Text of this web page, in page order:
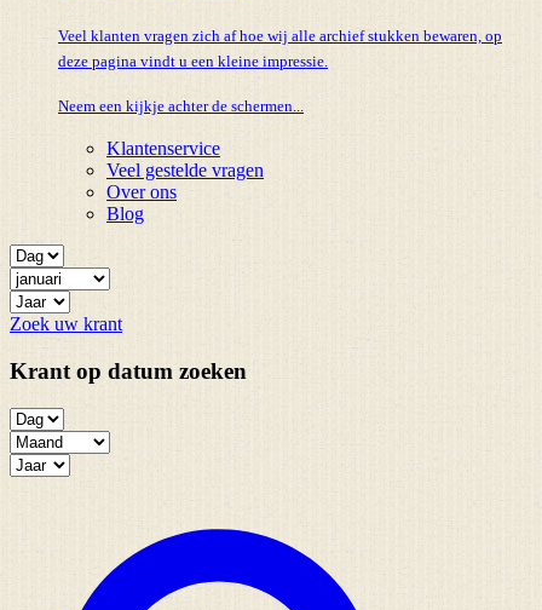
Veel klanten vragen zich af hoe wij alle archief stukken bewaren, op
deze pagina vindt u een kleine impressie.
Neem een kijkje achter de schermen...
Klantenservice
Veel gestelde vragen
Over ons
Blog
Zoek uw krant
Krant op datum zoeken